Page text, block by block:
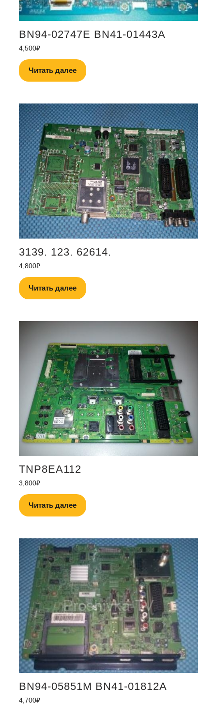
BN94-02747E BN41-01443A
4,500₽
Читать далее
3139. 123. 62614.
4,800₽
Читать далее
TNP8EA112
3,800₽
Читать далее
BN94-05851M BN41-01812A
4,700₽